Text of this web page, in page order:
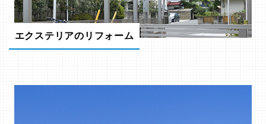
エクステリアのリフォーム